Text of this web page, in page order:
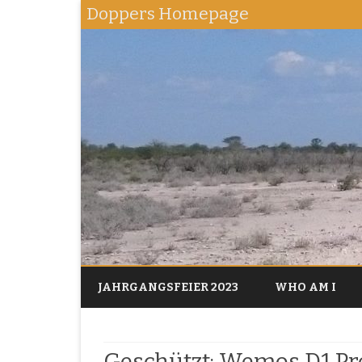
Doppers Homepage
JAHRGANGSFEIER 2023 WHO AM I